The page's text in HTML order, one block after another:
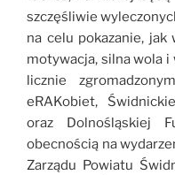
szczęśliwie
na celu pokazanie,
motywacja, silna wola i
licznie
eRAKobiet,
oraz Dolnośląskiej
obecnością na
Zarządu Powiatu